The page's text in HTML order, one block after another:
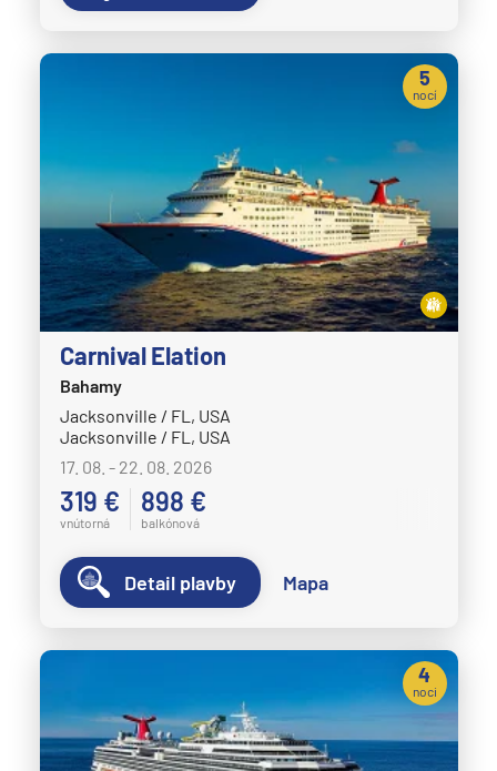
Carnival Elation
Bahamy
Jacksonville / FL, USA
Jacksonville / FL, USA
17. 08. - 22. 08. 2026
319 €
vnútorná
898 €
balkónová
5
nocí
Detail plavby Mapa
4
noci